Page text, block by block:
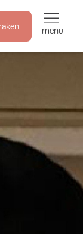
menu